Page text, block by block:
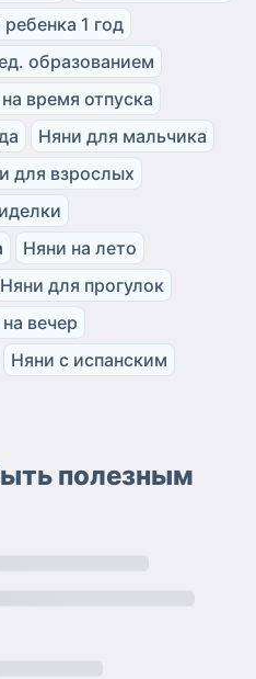
1 год
образованием
время отпуска
Няни для мальчика
для взрослых
Няни на лето
Няни для прогулок
вечер
Няни с испанским
полезным